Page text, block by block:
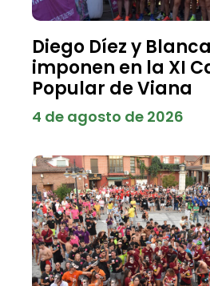
Diego Díez y
imponen en la XI
Popular de Viana
4 de agosto de 2026